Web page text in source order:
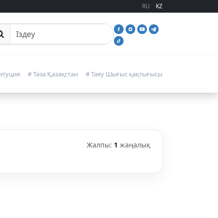
RU KZ
іздеу
# Таза Қазақстан # Таяу Шығыс қақтығысы
Жалпы: 1 жаңалық